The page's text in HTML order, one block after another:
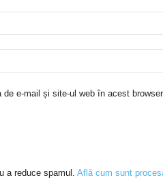
e-mail și site-ul web în acest
a reduce spamul. Află cum sunt